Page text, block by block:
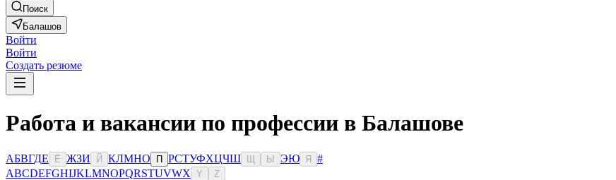
Поиск
Балашов
Войти
Войти
Создать резюме
Работа и вакансии по профессии в Балашове
АБВГДЕ Ё ЖЗИ Й КЛМНО П РСТУФХЦЧШ Ы ЭЮ Я
#
ABCDEFGHIJKLMNOPQRSTUVWX Y Z